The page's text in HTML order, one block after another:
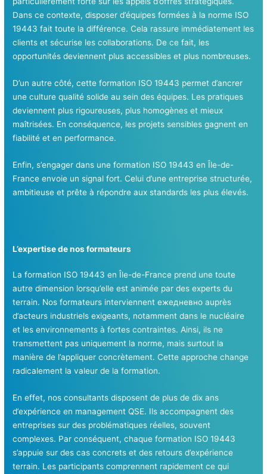
Dans ce contexte, disposer d’équipes formées à la norme ISO
19443 fait toute la différence. Cela rassure immédiatement les
clients et sécurise les collaborations. De ce fait, les
opportunités deviennent plus accessibles et plus nombreuses.
D’un autre côté, cette formation ISO 19443 permet d’ancrer
une culture qualité solide au sein des équipes. Les pratiques
deviennent plus rigoureuses, plus homogènes et mieux
maîtrisées. En conséquence, les projets sensibles gagnent en
fiabilité et en performance.
Enfin, s’engager dans une formation ISO 19443 en Île-de-
France envoie un signal fort. Celui d’une entreprise structurée,
ambitieuse et prête à répondre aux standards les plus élevés.
L’expertise de nos formateurs
La formation ISO 19443 en Île-de-France prend une toute
autre dimension lorsqu’elle est animée par des experts du
terrain. Nos formateurs interviennent ежедневно auprès
d’acteurs industriels exigeants, notamment dans le nucléaire
et les environnements à fortes contraintes. Ainsi, ils ne
transmettent pas uniquement la norme, mais surtout la
manière de l’appliquer concrètement. Cette approche change
radicalement la valeur de la formation.
En effet, nos consultants disposent de plus de dix ans
d’expérience en management QSE. Ils accompagnent des
entreprises sur des problématiques réelles, souvent
complexes. Par conséquent, chaque formation ISO 19443
s’appuie sur des cas concrets et des retours d’expérience
terrain. Les participants comprennent rapidement ce qui